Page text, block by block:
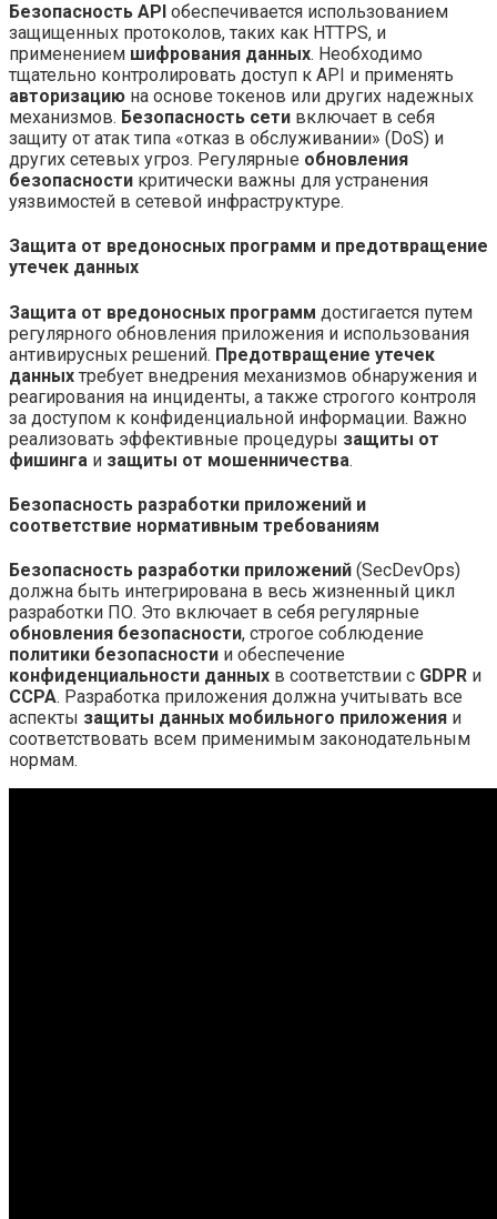
Безопасность API обеспечивается использованием
защищенных протоколов, таких как HTTPS, и
применением шифрования данных. Необходимо
тщательно контролировать доступ к API и применять
авторизацию на основе токенов или других надежных
механизмов. Безопасность сети включает в себя
защиту от атак типа «отказ в обслуживании» (DoS) и
других сетевых угроз. Регулярные обновления
безопасности критически важны для устранения
уязвимостей в сетевой инфраструктуре.
Защита от вредоносных программ и предотвращение
утечек данных
Защита от вредоносных программ достигается путем
регулярного обновления приложения и использования
антивирусных решений. Предотвращение утечек
данных требует внедрения механизмов обнаружения и
реагирования на инциденты, а также строгого контроля
за доступом к конфиденциальной информации. Важно
реализовать эффективные процедуры защиты от
фишинга и защиты от мошенничества.
Безопасность разработки приложений и
соответствие нормативным требованиям
Безопасность разработки приложений (SecDevOps)
должна быть интегрирована в весь жизненный цикл
разработки ПО. Это включает в себя регулярные
обновления безопасности, строгое соблюдение
политики безопасности и обеспечение
конфиденциальности данных в соответствии с GDPR и
CCPA. Разработка приложения должна учитывать все
аспекты защиты данных мобильного приложения и
соответствовать всем применимым законодательным
нормам.